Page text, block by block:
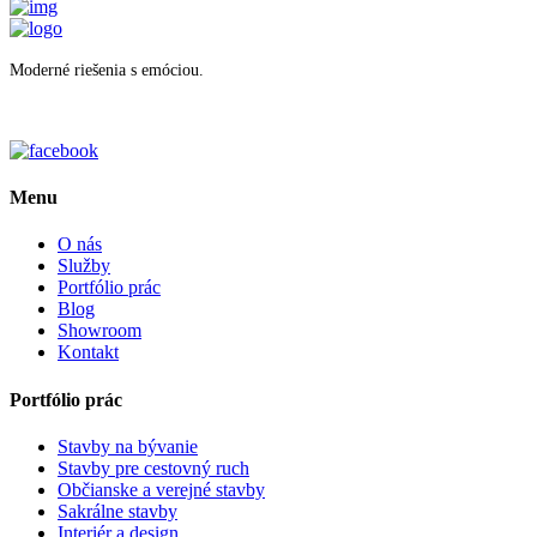
Moderné riešenia s emóciou.
Menu
O nás
Služby
Portfólio prác
Blog
Showroom
Kontakt
Portfólio prác
Stavby na bývanie
Stavby pre cestovný ruch
Občianske a verejné stavby
Sakrálne stavby
Interiér a design